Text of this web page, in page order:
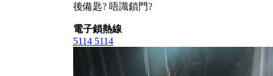
後備匙? 唔識鎖門?
電子鎖熱線
5114 5114